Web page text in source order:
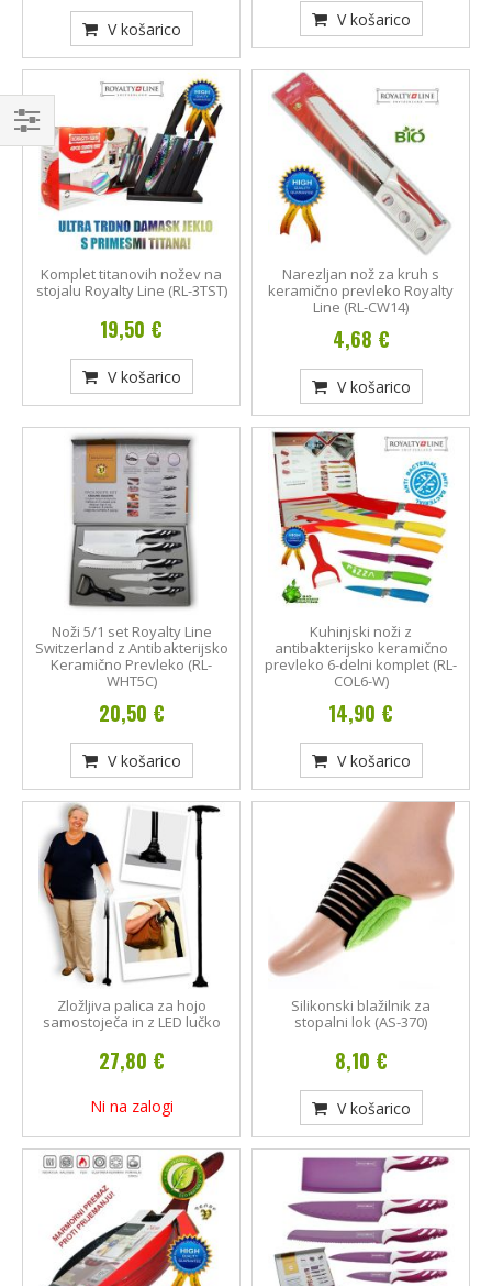
V košarico V košarico
Komplet titanovih nožev na
stojalu Royalty Line (RL-3TST)
19,50 €
V košarico
Narezljan nož za kruh s
keramično prevleko Royalty
Line (RL-CW14)
4,68 €
V košarico
Noži 5/1 set Royalty Line
Switzerland z Antibakterijsko
Keramično Prevleko (RL-
WHT5C)
20,50 €
V košarico
Kuhinjski noži z
antibakterijsko keramično
prevleko 6-delni komplet (RL-
COL6-W)
14,90 €
V košarico
Zložljiva palica za hojo
samostoječa in z LED lučko
27,80 €
Ni na zalogi
Silikonski blažilnik za
stopalni lok (AS-370)
8,10 €
V košarico
Kupujte